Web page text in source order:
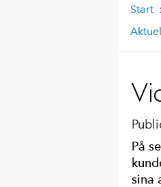
Start
På
sina